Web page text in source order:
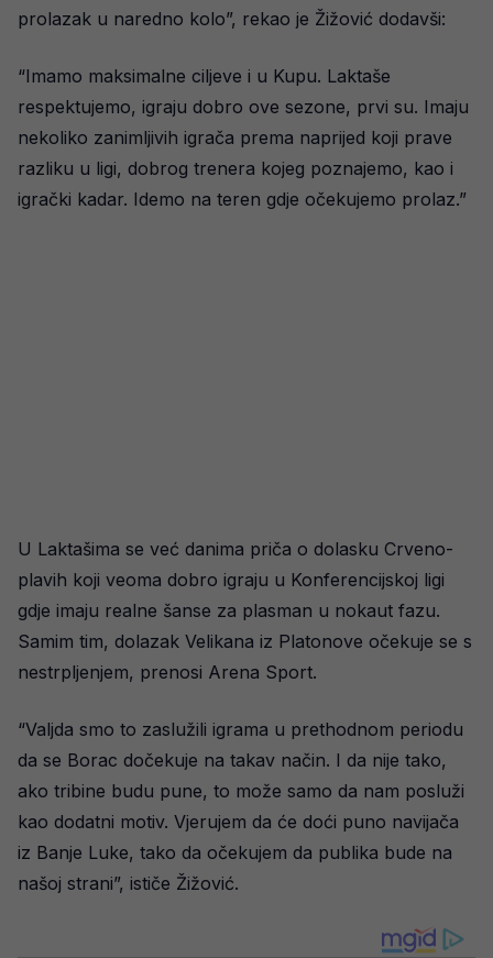
prolazak u naredno kolo”, rekao je Žižović dodavši:
“Imamo maksimalne ciljeve i u Kupu. Laktaše
respektujemo, igraju dobro ove sezone, prvi su. Imaju
nekoliko zanimljivih igrača prema naprijed koji prave
razliku u ligi, dobrog trenera kojeg poznajemo, kao i
igrački kadar. Idemo na teren gdje očekujemo prolaz.”
U Laktašima se već danima priča o dolasku Crveno-
plavih koji veoma dobro igraju u Konferencijskoj ligi
gdje imaju realne šanse za plasman u nokaut fazu.
Samim tim, dolazak Velikana iz Platonove očekuje se s
nestrpljenjem, prenosi Arena Sport.
“Valjda smo to zaslužili igrama u prethodnom periodu
da se Borac dočekuje na takav način. I da nije tako,
ako tribine budu pune, to može samo da nam posluži
kao dodatni motiv. Vjerujem da će doći puno navijača
iz Banje Luke, tako da očekujem da publika bude na
našoj strani”, ističe Žižović.